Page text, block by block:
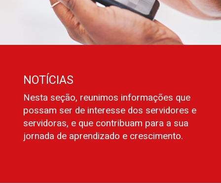
NOTÍCIAS
Nesta seção, reunimos informações que
possam ser de interesse dos servidores e
servidoras, e que contribuam para a sua
jornada de aprendizado e crescimento.